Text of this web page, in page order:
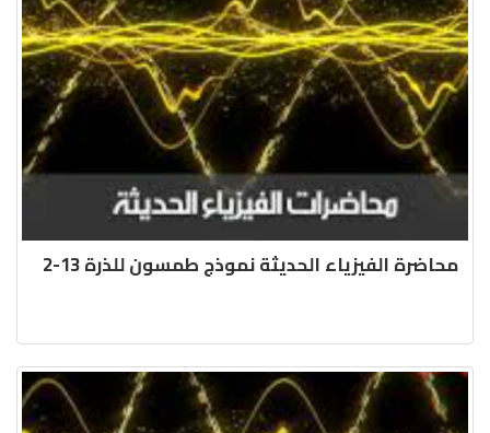
محاضرة الفيزياء الحديثة نموذج طمسون للذرة 13-2